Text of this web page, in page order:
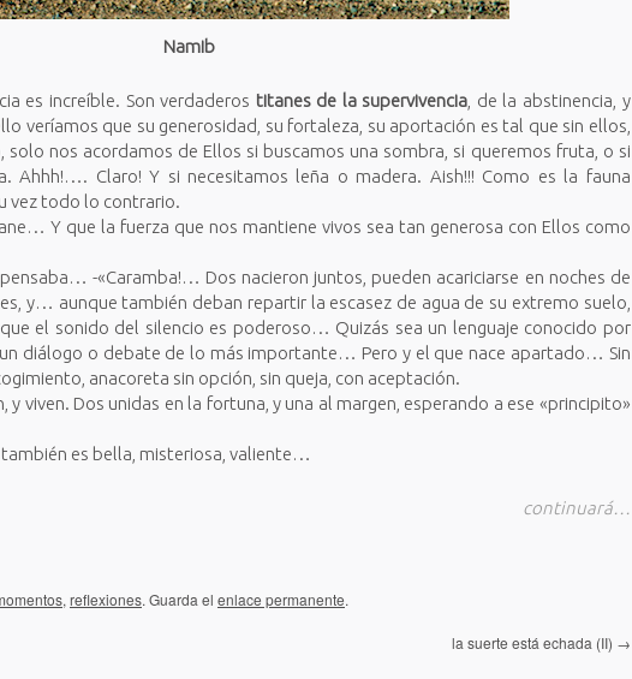
Namib
es increíble. Son verdaderos titanes de la supervivencia , de la abstinencia, y
veríamos que su generosidad, su fortaleza, su aportación es tal que sin ellos,
nos acordamos de Ellos si buscamos una sombra, si queremos fruta, o si
Ahhh!…. Claro! Y si necesitamos leña o madera. Aish!!! Como es la fauna
vez todo lo contrario.
Y que la fuerza que nos mantiene vivos sea tan generosa con Ellos como
-«Caramba!… Dos nacieron juntos, pueden acariciarse en noches de
y… aunque también deban repartir la escasez de agua de su extremo suelo,
el sonido del silencio es poderoso… Quizás sea un lenguaje conocido por
un diálogo o debate de lo más importante… Pero y el que nace apartado… Sin
anacoreta sin opción, sin queja, con aceptación.
y viven. Dos unidas en la fortuna, y una al margen, esperando a ese «principito»
también es bella, misteriosa, valiente…
continuará…
, reflexiones. Guarda el enlace permanente.
la suerte está echada (II) →